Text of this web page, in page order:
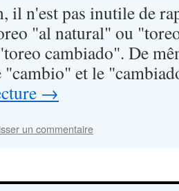
il n'est pas inutile de
"al natural" ou
cambiado". De
"cambio" et le
→
un commentaire